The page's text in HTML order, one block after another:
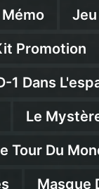
Promotion
1 Dans
Le
Tour Du
Masque